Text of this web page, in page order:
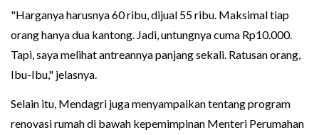
"Harganya harusnya 60 ribu, dijual 55 ribu. Maksimal tiap
orang hanya dua kantong. Jadi, untungnya cuma Rp10.000.
Tapi, saya melihat antreannya panjang sekali. Ratusan orang,
Ibu-Ibu," jelasnya.
Selain itu, Mendagri juga menyampaikan tentang program
renovasi rumah di bawah kepemimpinan Menteri Perumahan